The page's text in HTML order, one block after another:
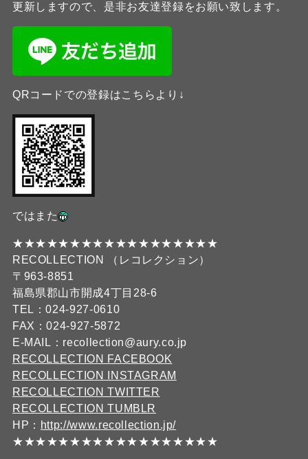
更新しますので、是非お友達登録をお願い致します。
QRコードでの登録はこちらより↓
ではまた
★★★★★★★★★★★★★★★★★★
RECOLLECTION （レコレクション）
〒963-8851
福島県郡山市開成4丁目28-6
TEL：024-927-0610
FAX：024-927-5872
E-MAIL：recollection@aury.co.jp
RECOLLECTION FACEBOOK
RECOLLECTION INSTAGRAM
RECOLLECTION TWITTER
RECOLLECTION TUMBLR
HP： http://www.recollection.jp/
★★★★★★★★★★★★★★★★★★